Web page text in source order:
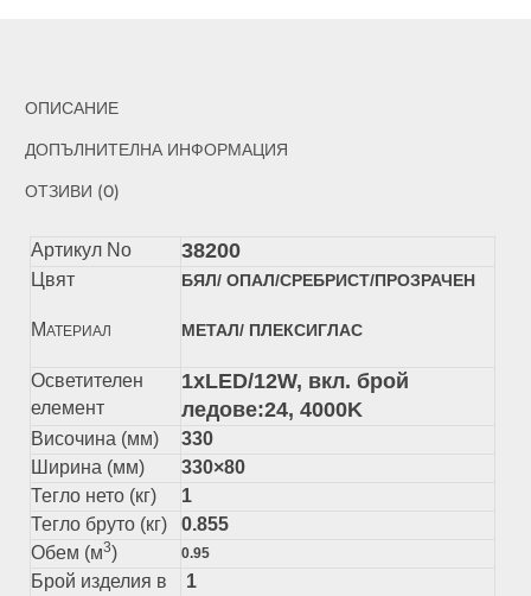
ОПИСАНИЕ
ДОПЪЛНИТЕЛНА ИНФОРМАЦИЯ
ОТЗИВИ (0)
Артикул No 38200
Цвят
МАТЕРИАЛ
БЯЛ/ ОПАЛ/СРЕБРИСТ/ПРОЗРАЧЕН
МЕТАЛ/ ПЛЕКСИГЛАС
Осветителен
елемент
1xLЕD/12W, вкл. брой
ледове:24, 4000K
Височина (мм)
330
Ширина (мм)
330×80
Тегло нето (кг)
1
Тегло бруто (кг)
0.855
Обем (м3) 0.95
Брой изделия в
1